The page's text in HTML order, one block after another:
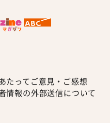
たって ご意見・ご感想
情報の外部送信について